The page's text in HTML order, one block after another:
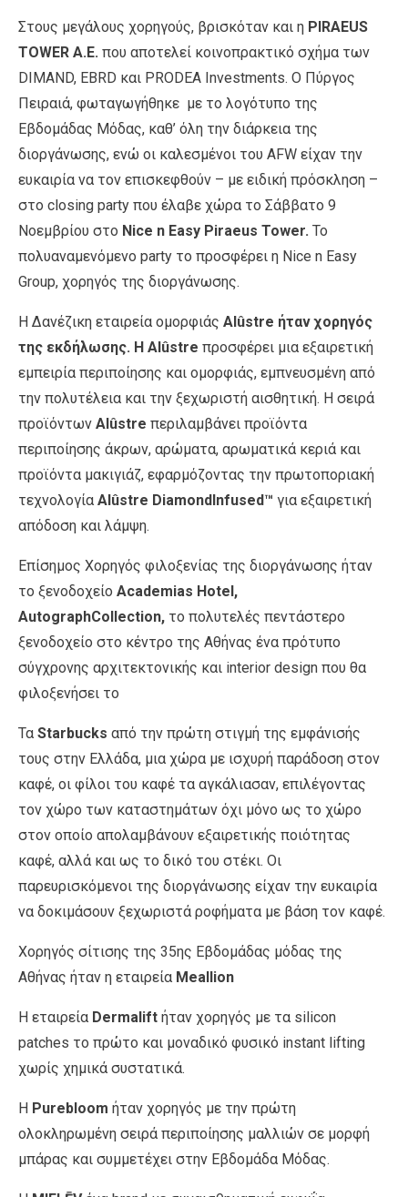
Στους μεγάλους χορηγούς, βρισκόταν και η PIRAEUS
TOWER Α.Ε. που αποτελεί κοινοπρακτικό σχήμα των
DIMAND, EBRD και PRODEA Investments. Ο Πύργος
Πειραιά, φωταγωγήθηκε με το λογότυπο της
Εβδομάδας Μόδας, καθ’ όλη την διάρκεια της
διοργάνωσης, ενώ οι καλεσμένοι του AFW είχαν την
ευκαιρία να τον επισκεφθούν – με ειδική πρόσκληση –
στο closing party που έλαβε χώρα το Σάββατο 9
Νοεμβρίου στο Nice n Easy Piraeus Tower. Το
πολυαναμενόμενο party το προσφέρει η Nice n Easy
Group, χορηγός της διοργάνωσης.
Η Δανέζικη εταιρεία ομορφιάς Alûstre ήταν χορηγός
της εκδήλωσης. Η Alûstre προσφέρει μια εξαιρετική
εμπειρία περιποίησης και ομορφιάς, εμπνευσμένη από
την πολυτέλεια και την ξεχωριστή αισθητική. Η σειρά
προϊόντων Alûstre περιλαμβάνει προϊόντα
περιποίησης άκρων, αρώματα, αρωματικά κεριά και
προϊόντα μακιγιάζ, εφαρμόζοντας την πρωτοποριακή
τεχνολογία Alûstre DiamondInfused™ για εξαιρετική
απόδοση και λάμψη.
Επίσημος Χορηγός φιλοξενίας της διοργάνωσης ήταν
το ξενοδοχείο Academias Hotel,
AutographCollection, το πολυτελές πεντάστερο
ξενοδοχείο στο κέντρο της Αθήνας ένα πρότυπο
σύγχρονης αρχιτεκτονικής και interior design που θα
φιλοξενήσει το
Τα Starbucks από την πρώτη στιγμή της εμφάνισής
τους στην Ελλάδα, μια χώρα με ισχυρή παράδοση στον
καφέ, οι φίλοι του καφέ τα αγκάλιασαν, επιλέγοντας
τον χώρο των καταστημάτων όχι μόνο ως το χώρο
στον οποίο απολαμβάνουν εξαιρετικής ποιότητας
καφέ, αλλά και ως το δικό του στέκι. Οι
παρευρισκόμενοι της διοργάνωσης είχαν την ευκαιρία
να δοκιμάσουν ξεχωριστά ροφήματα με βάση τον καφέ.
Χορηγός σίτισης της 35ης Εβδομάδας μόδας της
Αθήνας ήταν η εταιρεία Meallion
Η εταιρεία Dermalift ήταν χορηγός με τα silicon
patches το πρώτο και μοναδικό φυσικό instant lifting
χωρίς χημικά συστατικά.
Η Purebloom ήταν χορηγός με την πρώτη
ολοκληρωμένη σειρά περιποίησης μαλλιών σε μορφή
μπάρας και συμμετέχει στην Εβδομάδα Μόδας.